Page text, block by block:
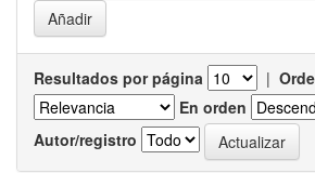
Resultados por página |
En orden
Autor/registro